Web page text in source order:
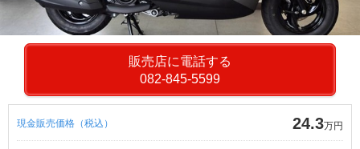
販売店に電話する
082-845-5599
現金販売価格（税込） 24.3万円